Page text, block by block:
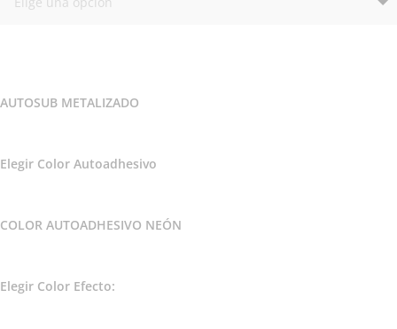
AUTOSUB METALIZADO
Elegir Color Autoadhesivo
COLOR AUTOADHESIVO NEÓN
Elegir Color Efecto: